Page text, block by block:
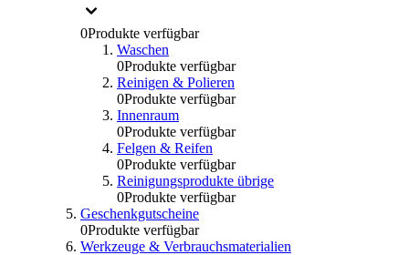
0Produkte verfügbar
Waschen
0Produkte verfügbar
Reinigen & Polieren
0Produkte verfügbar
Innenraum
0Produkte verfügbar
Felgen & Reifen
0Produkte verfügbar
Reinigungsprodukte übrige
0Produkte verfügbar
Geschenkgutscheine
0Produkte verfügbar
Werkzeuge & Verbrauchsmaterialien